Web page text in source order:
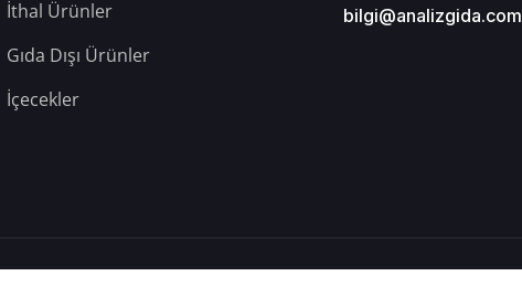
İthal Ürünler
Gıda Dışı Ürünler
İçecekler
bilgi@analizgida.com